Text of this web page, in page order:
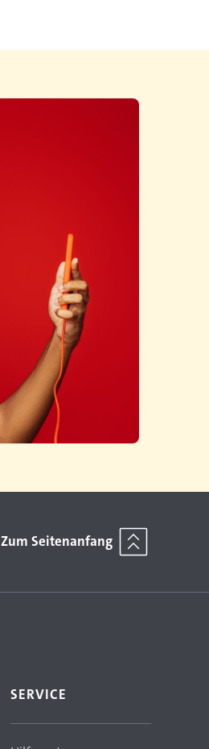
Zum Seitenanfang
SERVICE